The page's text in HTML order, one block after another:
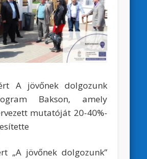
A jövőnek dolgozunk
Bakson, amely
mutatóját 20-40%-
„A jövőnek dolgozunk”